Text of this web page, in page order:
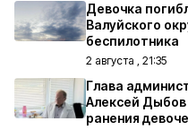
Девочка
Валуйского
беспилотника
2 августа , 21:35
Глава
Алексей Дыбов
ранения